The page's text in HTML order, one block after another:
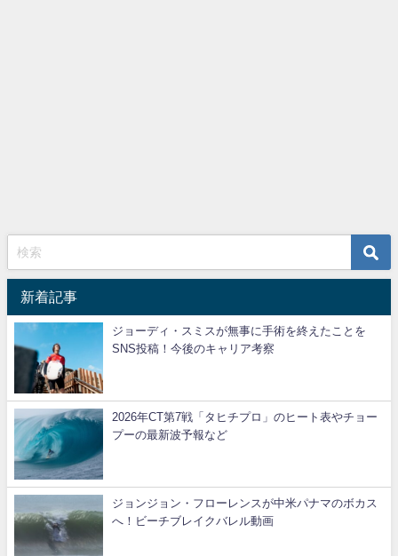
新着記事
ジョーディ・スミスが無事に手術を終えたことを
SNS投稿！今後のキャリア考察
2026年CT第7戦「タヒチプロ」のヒート表やチョー
プーの最新波予報など
ジョンジョン・フローレンスが中米パナマのボカス
へ！ビーチブレイクバレル動画